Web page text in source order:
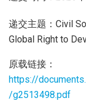
递交主题：Civil
Global Right to
原载链接：
https://
/g2513498.pdf